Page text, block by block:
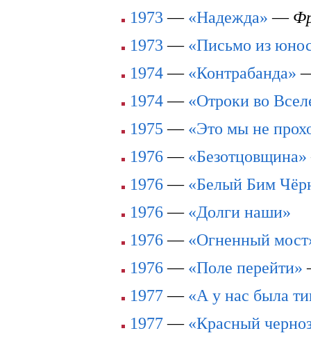
1973 — «Надежда» —
1973 — «Письмо из
1974— «Контрабанда»
1974— «Отроки во
1975 — «Это мы не
1976— «Безотцовщина»
1976— «Белый Бим
1976— «Долги наши»
1976— «Огненный
1976— «Поле перейти»
1977— «А у нас была
1977— «Красный